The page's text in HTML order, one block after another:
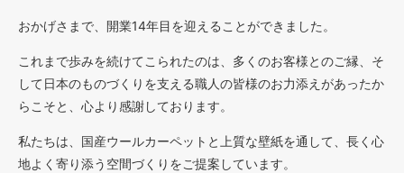
おかげさまで、開業14年目を迎えることができました。
これまで歩みを続けてこられたのは、多くのお客様とのご縁、そ
して日本のものづくりを支える職人の皆様のお力添えがあったか
らこそと、心より感謝しております。
私たちは、国産ウールカーペットと上質な壁紙を通して、長く心
地よく寄り添う空間づくりをご提案しています。